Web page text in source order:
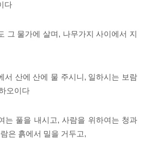
다
그 물가에 살며, 나무가지 사이에서 지
서 산에 산에 물 주시니, 일하시는 보람
오이다
는 풀을 내시고, 사람을 위하여는 청과
은 흙에서 밀을 거두고,